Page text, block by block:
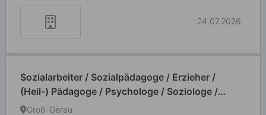
24.07.2026
Sozialarbeiter / Sozialpädagoge / Erzieher /
(Heil-) Pädagoge / Psychologe / Soziologe /
Heilerziehungs-/ Altenpfleger (m/w/d/k.A.)
Groß-Gerau